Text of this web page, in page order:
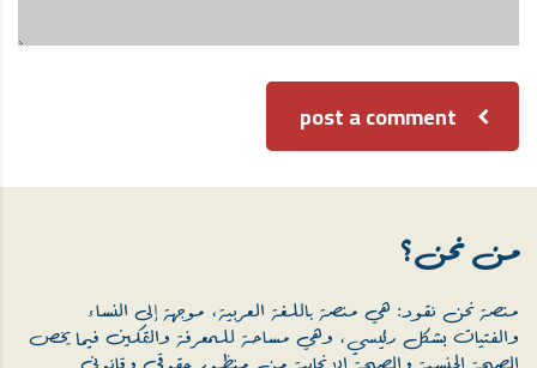
post a comment
من نحن؟
منصة نحن نقود: هي منصة باللغة العربية، موجهة إلى النساء
والفتيات بشكل رئيسي، وهي مساحة للمعرفة والتمكين فيما يخص